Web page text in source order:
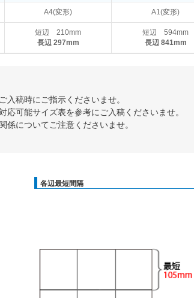
A4(変形) A1(変形)
短辺 210mm
長辺 297mm
短辺 594mm
長辺 841mm
入稿時にご指示くださいませ。
可能サイズ表を参考にご入稿くださいませ。
係についてご注意くださいませ。
各辺最短間隔